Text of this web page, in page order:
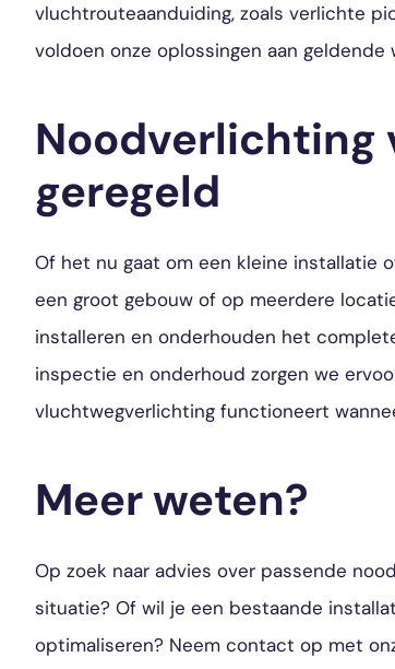
vluchtrouteaanduiding, zoals verlichte
voldoen onze oplossingen aan geldende
Noodverlichting
geregeld
Of het nu gaat om een kleine installatie
een groot gebouw of op meerdere
installeren en onderhouden het
inspectie en onderhoud zorgen we
vluchtwegverlichting functioneert
Meer weten?
Op zoek naar advies over passende
situatie? Of wil je een bestaande
optimaliseren? Neem contact op met